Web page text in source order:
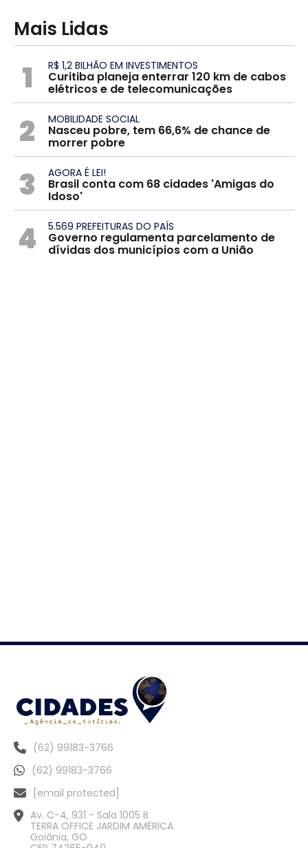
Mais Lidas
1 R$ 1,2 BILHÃO EM INVESTIMENTOS
Curitiba planeja enterrar 120 km de cabos
elétricos e de telecomunicações
2 MOBILIDADE SOCIAL
Nasceu pobre, tem 66,6% de chance de
morrer pobre
3 AGORA É LEI!
Brasil conta com 68 cidades 'Amigas do
Idoso'
4 5.569 PREFEITURAS DO PAÍS
Governo regulamenta parcelamento de
dívidas dos municípios com a União
(62) 99183-3766
(62) 99183-3766
[email protected]
Av. C-4, 931 - Sala 1005 B
TERRA OFFICE JARDIM AMÉRICA
Goiânia, GO